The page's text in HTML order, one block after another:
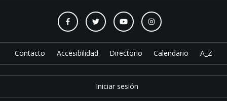
Contacto Accesibilidad Directorio Calendario A_Z
Iniciar sesión